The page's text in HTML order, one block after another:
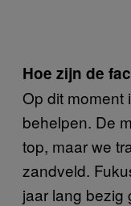
Hoe zijn de
Op dit moment
behelpen. De
top, maar we
zandveld.
jaar lang bezig